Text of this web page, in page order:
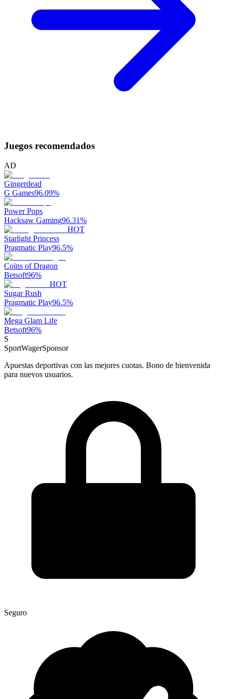
Juegos recomendados
AD
Gingerdead
G Games96.09%
Power Pops
Hacksaw Gaming96.31%
HOT
Starlight Princess
Pragmatic Play96.5%
Coins of Dragon
Betsoft96%
HOT
Sugar Rush
Pragmatic Play96.5%
Mega Glam Life
Betsoft96%
S
SportWagerSponsor
Apuestas deportivas con las mejores cuotas. Bono de bienvenida
para nuevos usuarios.
Seguro